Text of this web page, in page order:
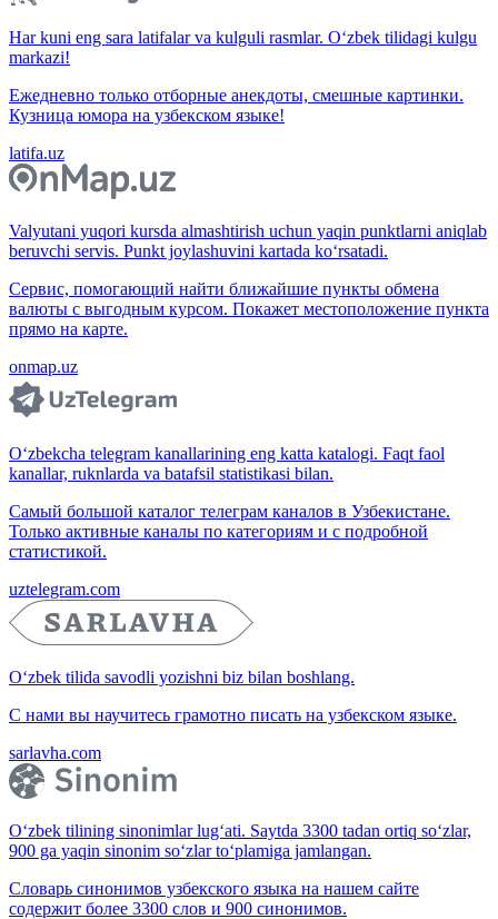
Har kuni eng sara latifalar va kulguli rasmlar. O‘zbek tilidagi kulgu
markazi!
Ежедневно только отборные анекдоты, смешные картинки.
Кузница юмора на узбекском языке!
latifa.uz
Valyutani yuqori kursda almashtirish uchun yaqin punktlarni aniqlab
beruvchi servis. Punkt joylashuvini kartada ko‘rsatadi.
Сервис, помогающий найти ближайшие пункты обмена
валюты с выгодным курсом. Покажет местоположение пункта
прямо на карте.
onmap.uz
O‘zbekcha telegram kanallarining eng katta katalogi. Faqt faol
kanallar, ruknlarda va batafsil statistikasi bilan.
Самый большой каталог телеграм каналов в Узбекистане.
Только активные каналы по категориям и с подробной
статистикой.
uztelegram.com
O‘zbek tilida savodli yozishni biz bilan boshlang.
С нами вы научитесь грамотно писать на узбекском языке.
sarlavha.com
O‘zbek tilining sinonimlar lug‘ati. Saytda 3300 tadan ortiq so‘zlar,
900 ga yaqin sinonim so‘zlar to‘plamiga jamlangan.
Словарь синонимов узбекского языка на нашем сайте
содержит более 3300 слов и 900 синонимов.